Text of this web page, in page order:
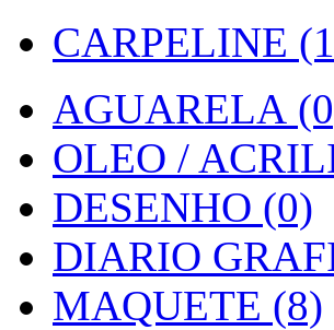
CARPELINE
AGUARELA
OLEO /
DESENHO (0)
DIARIO
MAQUETE (8)